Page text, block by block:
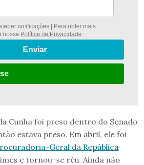
notificações | Para obter mais
nossa Política de Privacidade
Enviar
Cunha foi preso dentro do Senado
estava preso. Em abril, ele foi
Geral da República
e tornou-se réu. Ainda não